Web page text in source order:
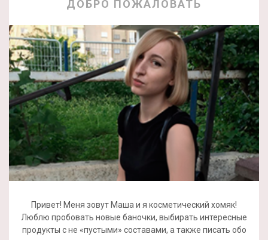
ДОБРО ПОЖАЛОВАТЬ
Привет! Меня зовут Маша и я косметический хомяк!
Люблю пробовать новые баночки, выбирать интересные
продукты с не «пустыми» составами, а также писать обо